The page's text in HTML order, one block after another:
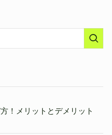
！メリットとデメリット